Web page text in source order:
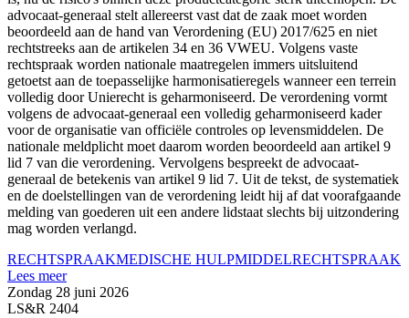
advocaat-generaal stelt allereerst vast dat de zaak moet worden
beoordeeld aan de hand van Verordening (EU) 2017/625 en niet
rechtstreeks aan de artikelen 34 en 36 VWEU. Volgens vaste
rechtspraak worden nationale maatregelen immers uitsluitend
getoetst aan de toepasselijke harmonisatieregels wanneer een terrein
volledig door Unierecht is geharmoniseerd. De verordening vormt
volgens de advocaat-generaal een volledig geharmoniseerd kader
voor de organisatie van officiële controles op levensmiddelen. De
nationale meldplicht moet daarom worden beoordeeld aan artikel 9
lid 7 van die verordening. Vervolgens bespreekt de advocaat-
generaal de betekenis van artikel 9 lid 7. Uit de tekst, de systematiek
en de doelstellingen van de verordening leidt hij af dat voorafgaande
melding van goederen uit een andere lidstaat slechts bij uitzondering
mag worden verlangd.
RECHTSPRAAKMEDISCHE HULPMIDDELRECHTSPRAAK
Lees meer
Zondag 28 juni 2026
LS&R 2404